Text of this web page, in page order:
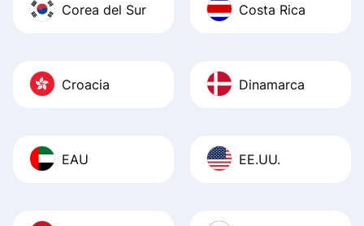
Corea del Sur Costa Rica
Croacia Dinamarca
EAU EE.UU.